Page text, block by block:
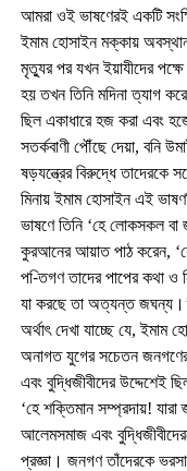
আমরা ওই ভাষণেরই একটি
ইমাম হোসাইন মক্কায়
মৃত্যুর পর যখন ইয়াযীদের
হয় তখন তিনি মদিনা ত্যাগ
ছিল একাধারে হজ করা এবং
সতর্কবাণী পৌঁছে দেয়া, বনি
ষড়যন্ত্রের বিরুদ্ধে তাদেরকে
মিনায় ইমাম হোসাইন এই
ভাষণে তিনি ‘হে লোকসকল
কুরআনের আয়াত পাঠ করেন,
প-িতগণ তাদের পাপের কথা ও
যা করছে তা অত্যন্ত জঘন্য।’
অর্থাৎ দেখা যাচ্ছে যে, ইমাম
অনাগত যুগের সচেতন জনগণের
এবং বুদ্ধিজীবীদের উদ্দেশেই
‘হে শক্তিমান সম্প্রদায়!
আলেমসমাজ এবং
প্রজ্ঞা। জনগণ তাঁদেরকে ভরসা